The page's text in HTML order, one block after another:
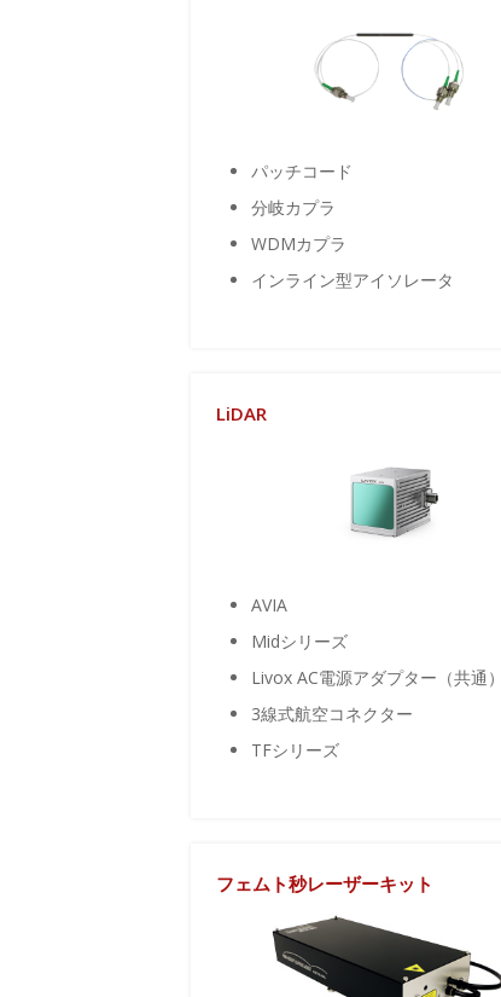
パッチコード
分岐カプラ
WDMカプラ
インライン型アイソレータ
LiDAR
AVIA
Midシリーズ
Livox AC電源アダプター（共通）
3線式航空コネクター
TFシリーズ
フェムト秒レーザーキット